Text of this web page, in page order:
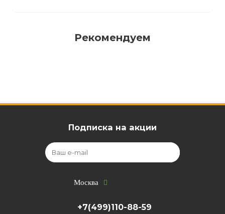
Рекомендуем
Подписка на акции
Москва
+7(499)110-88-59